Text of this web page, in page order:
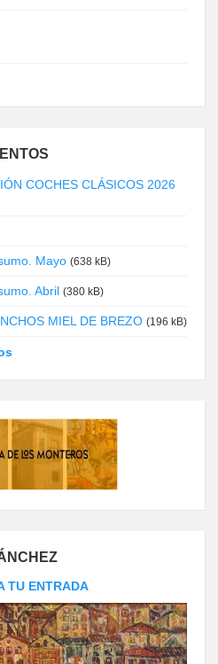
COCHES CLÁSICOS 2026
Mayo (638 kB)
Abril (380 kB)
MIEL DE BREZO (196 kB)
TU ENTRADA